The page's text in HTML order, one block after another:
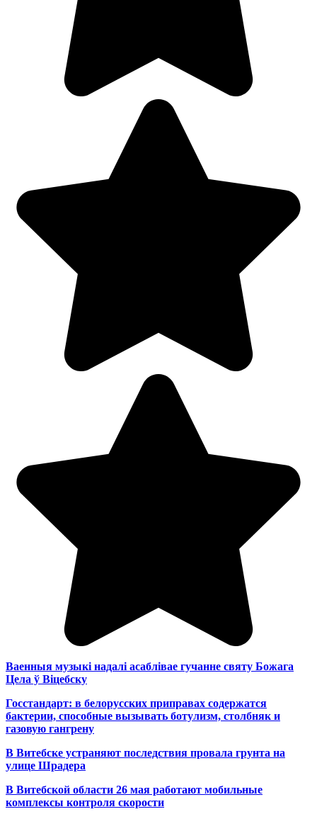
Ваенныя музыкі надалі асаблівае гучанне святу Божага
Цела ў Віцебску
Госстандарт: в белорусских приправах содержатся
бактерии, способные вызывать ботулизм, столбняк и
газовую гангрену
В Витебске устраняют последствия провала грунта на
улице Шрадера
В Витебской области 26 мая работают мобильные
комплексы контроля скорости